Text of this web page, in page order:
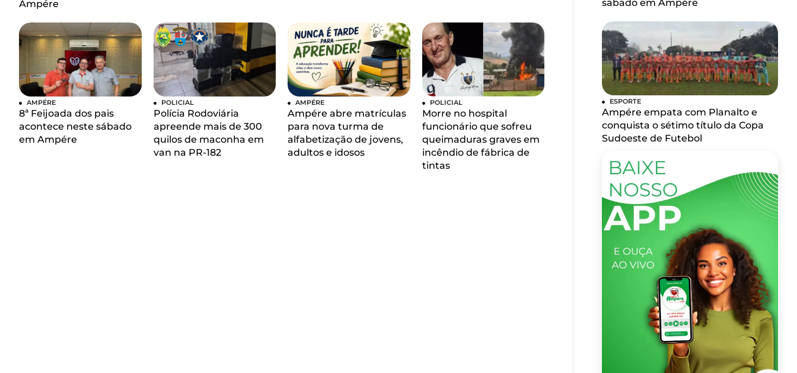
Ampére
AMPÉRE
8ª Feijoada dos pais
acontece neste sábado
em Ampére
POLICIAL
Polícia Rodoviária
apreende mais de 300
quilos de maconha em
van na PR-182
AMPÉRE
Ampére abre matrículas
para nova turma de
alfabetização de jovens,
adultos e idosos
POLICIAL
Morre no hospital
funcionário que sofreu
queimaduras graves em
incêndio de fábrica de
tintas
sábado em Ampére
ESPORTE
Ampére empata com Planalto e
conquista o sétimo título da Copa
Sudoeste de Futebol